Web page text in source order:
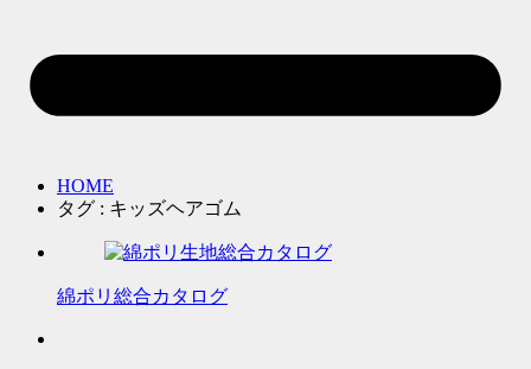
HOME
タグ : キッズヘアゴム
綿ポリ総合カタログ